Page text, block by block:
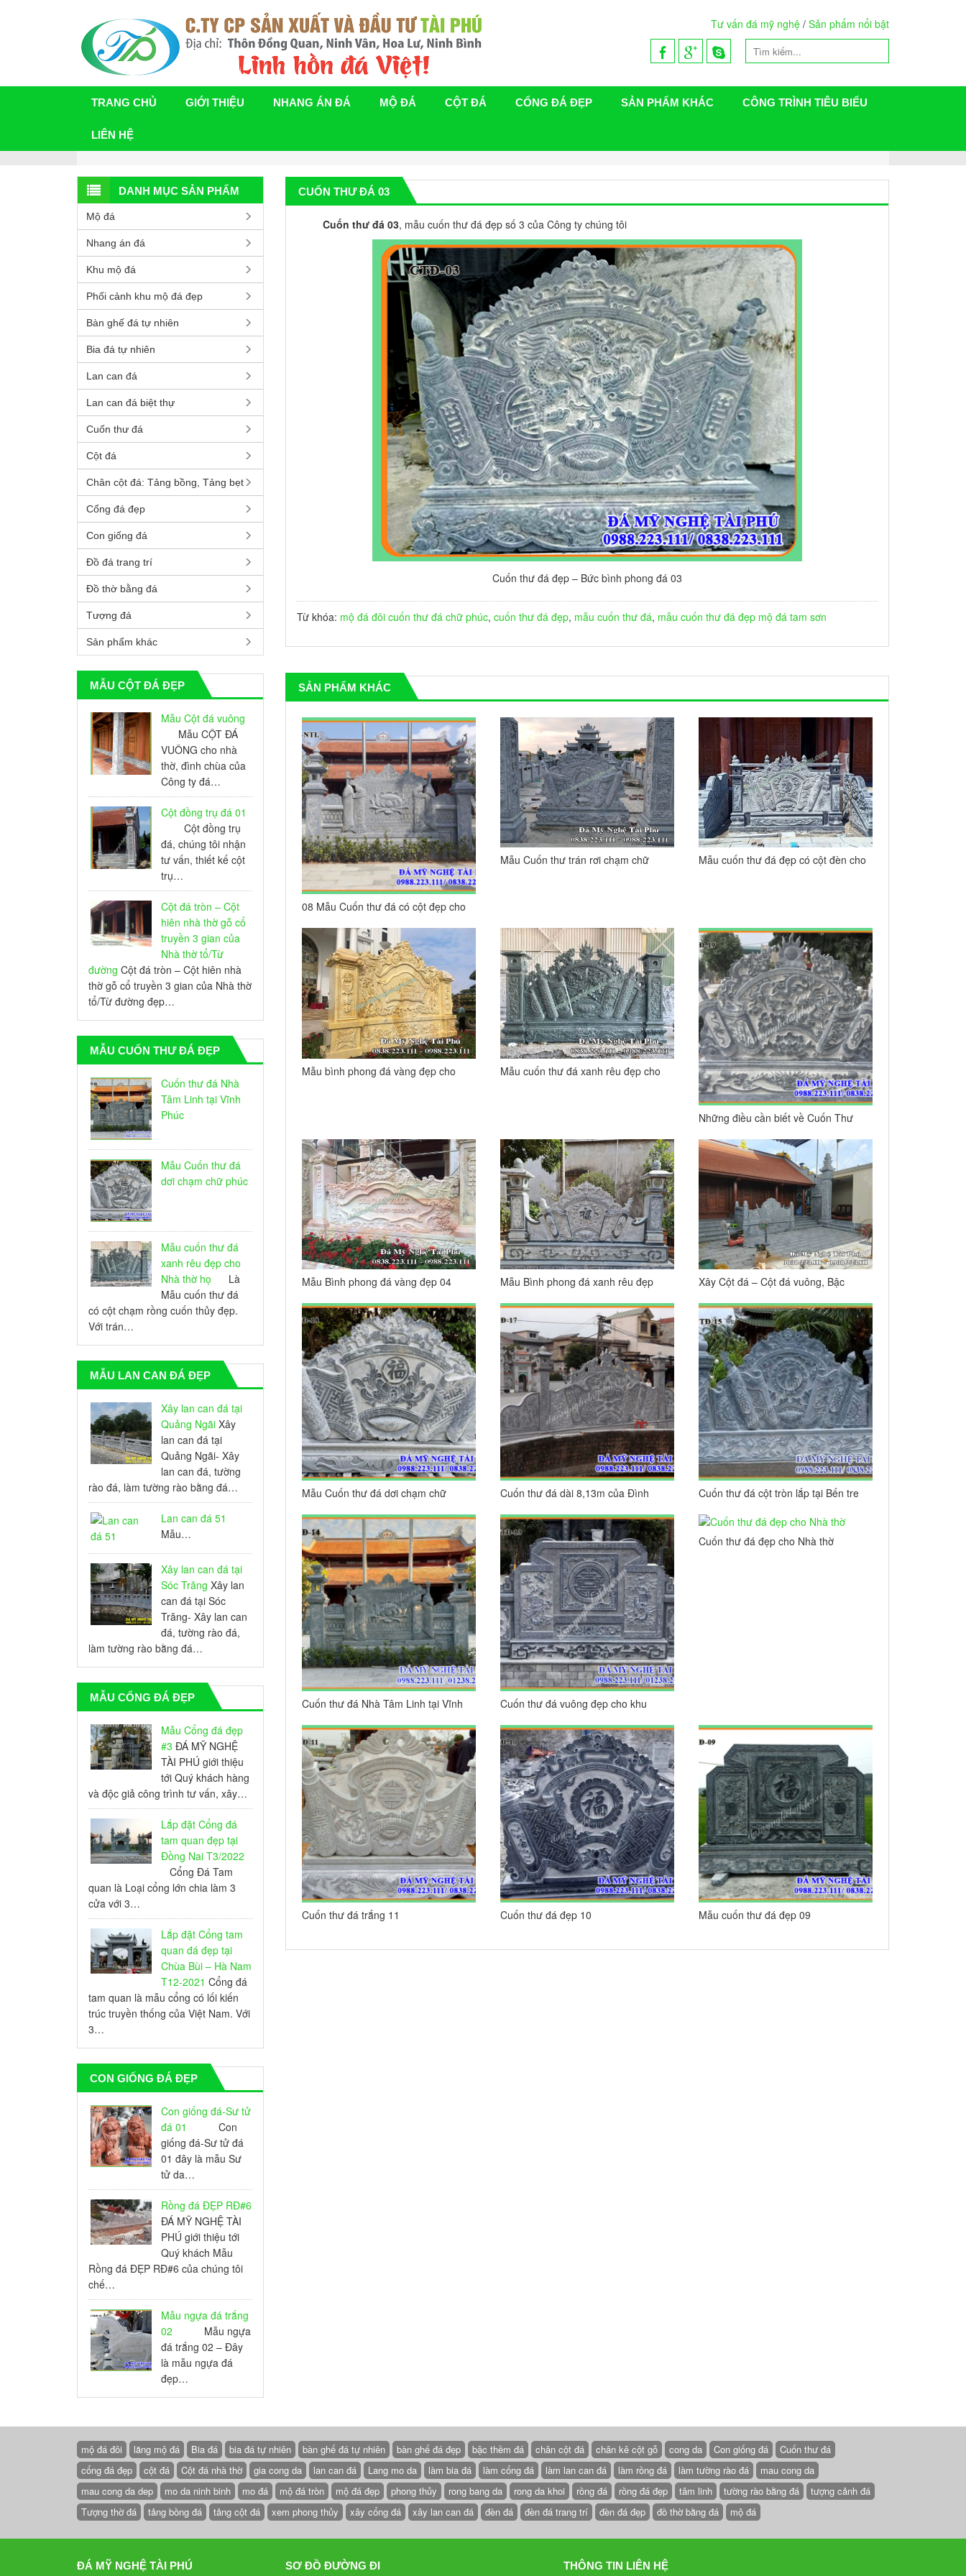
Tư vấn đá mỹ nghệ/ Sản phẩm nổi bật
TRANG CHỦ GIỚI THIỆU NHANG ÁN ĐÁ MỘ ĐÁ CỘT ĐÁ CỔNG ĐÁ ĐẸP SẢN PHẨM KHÁC CÔNG TRÌNH TIÊU BIỂU
LIÊN HỆ
CUỐN THƯ ĐÁ 03
Cuốn thư đá 03, mẫu cuốn thư đá đẹp số 3 của Công ty chúng tôi
Cuốn thư đá đẹp – Bức bình phong đá 03
Từ khóa: mộ đá đôi cuốn thư đá chữ phúc, cuốn thư đá đẹp, mẫu cuốn thư đá, mẫu cuốn thư đá đẹp mộ đá tam sơn
SẢN PHẨM KHÁC
08 Mẫu Cuốn thư đá có cột đẹp cho
Mẫu Cuốn thư trán rơi chạm chữ
Mẫu cuốn thư đá đẹp có cột đèn cho
Mẫu bình phong đá vàng đẹp cho
Mẫu cuốn thư đá xanh rêu đẹp cho
Những điều cần biết về Cuốn Thư
Mẫu Bình phong đá vàng đẹp 04
Mẫu Bình phong đá xanh rêu đẹp
Xây Cột đá – Cột đá vuông, Bậc
Nhà thờ họ/từ đường
Mẫu Cuốn thư đá dơi chạm chữ
Cuốn thư đá dài 8,13m của Đình
Cuốn thư đá cột tròn lắp tại Bến tre
Cuốn thư đá Nhà Tâm Linh tại Vĩnh
Cuốn thư đá vuông đẹp cho khu
Cuốn thư đá đẹp cho Nhà thờ
Cuốn thư đá trắng 11 Cuốn thư đá đẹp 10 Mẫu cuốn thư đá đẹp 09
DANH MỤC SẢN PHẨM
Mộ đá
Nhang án đá
Khu mộ đá
Phối cảnh khu mộ đá đẹp
Bàn ghế đá tự nhiên
Bia đá tự nhiên
Lan can đá
Lan can đá biệt thự
Cuốn thư đá
Cột đá
Chân cột đá: Tảng bồng, Tảng bẹt
Cổng đá đẹp
Con giống đá
Đồ đá trang trí
Đồ thờ bằng đá
Tượng đá
Sản phẩm khác
MẪU CỘT ĐÁ ĐẸP
Mẫu Cột đá vuông
Mẫu CỘT ĐÁ
VUÔNG cho nhà
thờ, đình chùa của
Công ty đá…
Cột đồng trụ đá 01
Cột đồng trụ
đá, chúng tôi nhận
tư vấn, thiết kế cột
trụ…
Cột đá tròn – Cột
hiên nhà thờ gỗ cổ
truyền 3 gian của
Nhà thờ tổ/Từ
đường Cột đá tròn – Cột hiên nhà
thờ gỗ cổ truyền 3 gian của Nhà thờ
tổ/Từ đường đẹp…
MẪU CUỐN THƯ ĐÁ ĐẸP
Cuốn thư đá Nhà
Tâm Linh tại Vĩnh
Phúc
Mẫu Cuốn thư đá
dơi chạm chữ phúc
Mẫu cuốn thư đá
xanh rêu đẹp cho
Nhà thờ họ Là
Mẫu cuốn thư đá
có cột chạm rồng cuốn thủy đẹp.
Với trán…
MẪU LAN CAN ĐÁ ĐẸP
Xây lan can đá tại
Quảng Ngãi Xây
lan can đá tại
Quảng Ngãi- Xây
lan can đá, tường
rào đá, làm tường rào bằng đá…
Lan can đá 51
Mẫu…
Xây lan can đá tại
Sóc Trăng Xây lan
can đá tại Sóc
Trăng- Xây lan can
đá, tường rào đá,
làm tường rào bằng đá…
MẪU CỔNG ĐÁ ĐẸP
Mẫu Cổng đá đẹp
#3 ĐÁ MỸ NGHỆ
TÀI PHÚ giới thiệu
tới Quý khách hàng
và độc giả công trình tư vấn, xây…
Lắp đặt Cổng đá
tam quan đẹp tại
Đồng Nai T3/2022
Cổng Đá Tam
quan là Loại cổng lớn chia làm 3
cửa với 3…
Lắp đặt Cổng tam
quan đá đẹp tại
Chùa Bùi – Hà Nam
T12-2021 Cổng đá
tam quan là mẫu cổng có lối kiến
trúc truyền thống của Việt Nam. Với
3…
CON GIỐNG ĐÁ ĐẸP
Con giống đá-Sư tử
đá 01
Con
giống đá-Sư tử đá
01 đây là mẫu Sư
tử da…
Rồng đá ĐẸP RĐ#6
ĐÁ MỸ NGHỆ TÀI
PHÚ giới thiệu tới
Quý khách Mẫu
Rồng đá ĐẸP RĐ#6 của chúng tôi
chế…
Mẫu ngựa đá trắng
02 Mẫu ngựa
đá trắng 02 – Đây
là mẫu ngựa đá
đẹp…
mộ đá đôi lăng mộ đá Bia đá bia đá tự nhiên bàn ghế đá tự nhiên bàn ghế đá đẹp bậc thềm đá chân cột đá chân kê cột gỗ cong da Con giống đá
Cuốn thư đá
cổng đá đẹp
cột đá Cột đá nhà thờ gia cong da lan can đá Lang mo da làm bia đá làm cổng đá làm lan can đá làm rồng đá làm tường rào đá
mau cong da
mau cong da dep
mo da ninh binh mo đá mộ đá tròn mộ đá đẹp phong thủy rong bang da rong da khoi rồng đá rồng đá đẹp tâm linh tường rào bằng đá
tượng cảnh đá
Tượng thờ đá
tảng bồng đá tảng cột đá xem phong thủy xây cổng đá xây lan can đá đèn đá đèn đá trang trí đèn đá đẹp đồ thờ bằng đá mộ đá
ĐÁ MỸ NGHỆ TÀI PHÚ SƠ ĐỒ ĐƯỜNG ĐI THÔNG TIN LIÊN HỆ